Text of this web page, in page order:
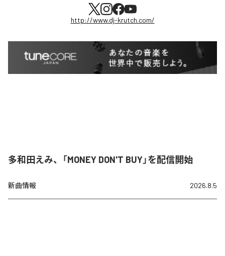
http://www.dj-krutch.com/
多和田えみ、「MONEY DON'T BUY」を配信開始
新曲情報 2026.8.5